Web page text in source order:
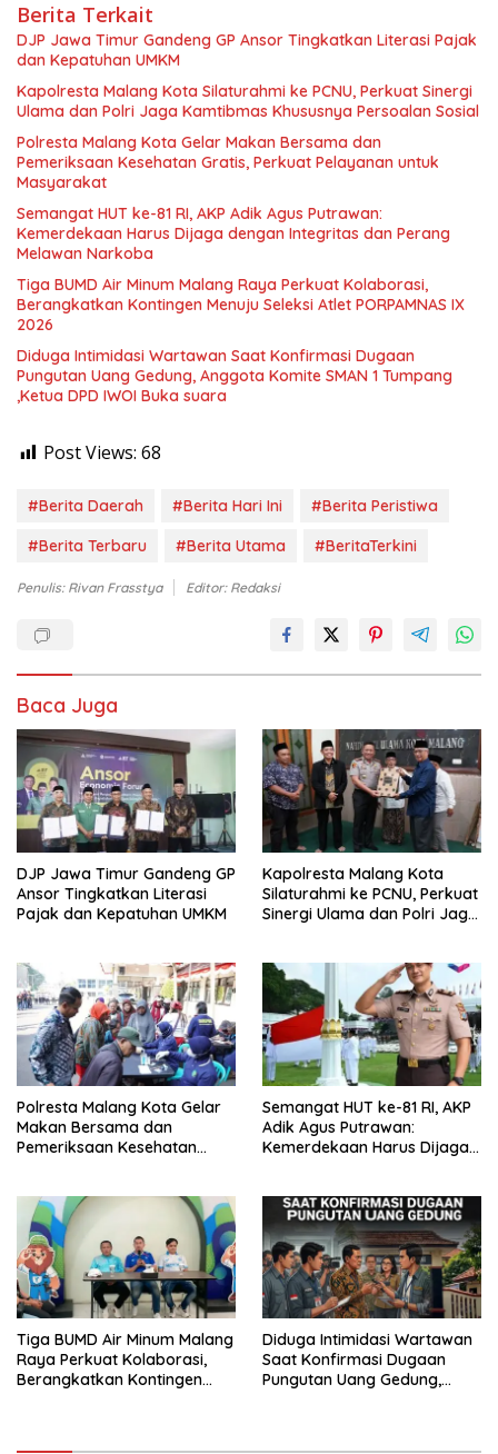
Berita Terkait
DJP Jawa Timur Gandeng GP Ansor Tingkatkan Literasi Pajak
dan Kepatuhan UMKM
Kapolresta Malang Kota Silaturahmi ke PCNU, Perkuat Sinergi
Ulama dan Polri Jaga Kamtibmas Khususnya Persoalan Sosial
Polresta Malang Kota Gelar Makan Bersama dan
Pemeriksaan Kesehatan Gratis, Perkuat Pelayanan untuk
Masyarakat
Semangat HUT ke-81 RI, AKP Adik Agus Putrawan:
Kemerdekaan Harus Dijaga dengan Integritas dan Perang
Melawan Narkoba
Tiga BUMD Air Minum Malang Raya Perkuat Kolaborasi,
Berangkatkan Kontingen Menuju Seleksi Atlet PORPAMNAS IX
2026
Diduga Intimidasi Wartawan Saat Konfirmasi Dugaan
Pungutan Uang Gedung, Anggota Komite SMAN 1 Tumpang
,Ketua DPD IWOI Buka suara
Post Views: 68
#Berita Daerah #Berita Hari Ini
#Berita Peristiwa
#Berita Terbaru
#Berita Utama #BeritaTerkini
Penulis: Rivan Frasstya Editor: Redaksi
Baca Juga
DJP Jawa Timur Gandeng GP
Ansor Tingkatkan Literasi
Pajak dan Kepatuhan UMKM
Kapolresta Malang Kota
Silaturahmi ke PCNU, Perkuat
Sinergi Ulama dan Polri Jaga
Polresta Malang Kota Gelar
Makan Bersama dan
Pemeriksaan Kesehatan
Semangat HUT ke-81 RI, AKP
Adik Agus Putrawan:
Kemerdekaan Harus Dijaga
Tiga BUMD Air Minum Malang
Raya Perkuat Kolaborasi,
Berangkatkan Kontingen
Diduga Intimidasi Wartawan
Saat Konfirmasi Dugaan
Pungutan Uang Gedung,